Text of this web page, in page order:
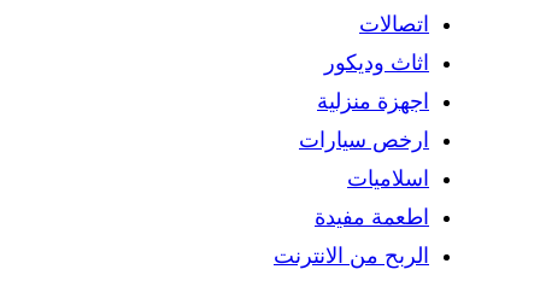
اتصالات
اثاث وديكور
اجهزة منزلية
ارخص سيارات
اسلاميات
اطعمة مفيدة
الربح من الانترنت